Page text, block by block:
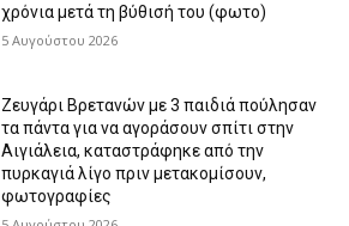
χρόνια μετά τη βύθισή του (φωτο)
5 Αυγούστου 2026
Ζευγάρι Βρετανών με 3 παιδιά πούλησαν
τα πάντα για να αγοράσουν σπίτι στην
Αιγιάλεια, καταστράφηκε από την
πυρκαγιά λίγο πριν μετακομίσουν,
φωτογραφίες